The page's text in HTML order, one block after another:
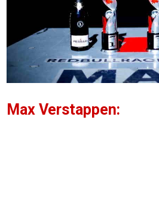
Max Verstappen: